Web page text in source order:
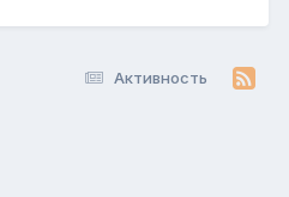
Активность